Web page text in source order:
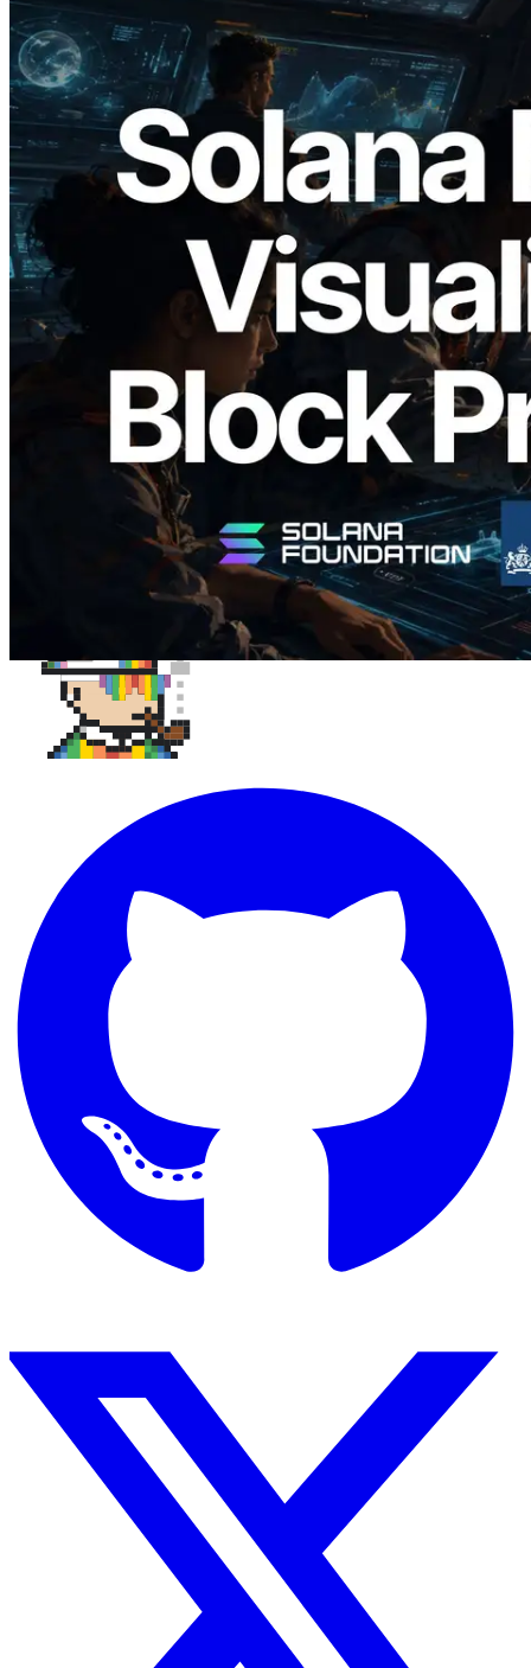
2026.05.24
Validators Solutions lance le Solana Block
Analyzer — Visualisation du temps de
production de bloc par slot et des
validateurs assignés